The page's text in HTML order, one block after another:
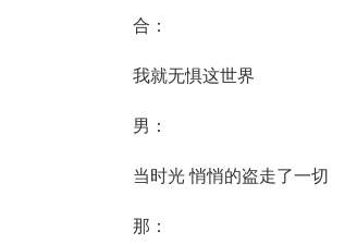
合：
我就无惧这世界
男：
当时光 悄悄的盗走了一切
那：